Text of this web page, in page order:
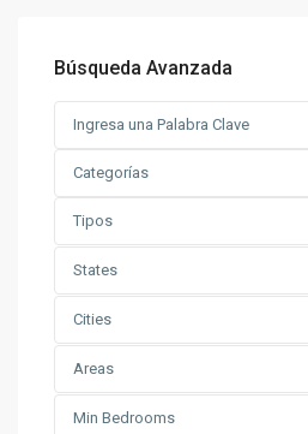
Búsqueda Avanzada
Categorías
Tipos
States
Cities
Areas
Min Bedrooms